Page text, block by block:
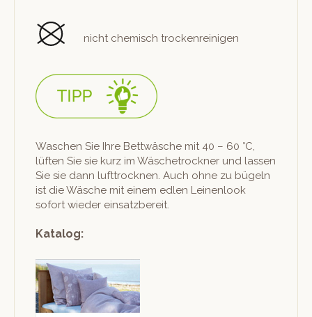
nicht chemisch trockenreinigen
Waschen Sie Ihre Bet­twäsche mit 40 – 60 °C,
lüften Sie sie kurz im Wäschetrock­n­er und lassen
Sie sie dann luft­trock­nen. Auch ohne zu bügeln
ist die Wäsche mit einem edlen Leinen­look
sofort wieder einsatzbereit.
Katalog: